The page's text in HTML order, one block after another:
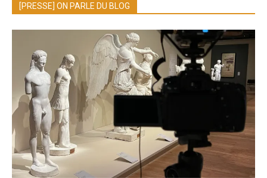
[PRESSE] ON PARLE DU BLOG